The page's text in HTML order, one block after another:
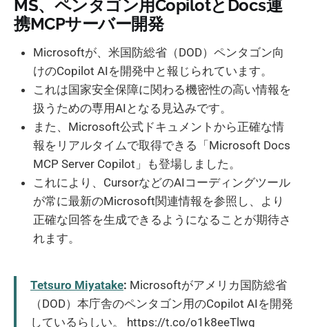
MS、ペンタゴン用CopilotとDocs連
携MCPサーバー開発
Microsoftが、米国防総省（DOD）ペンタゴン向
けのCopilot AIを開発中と報じられています。
これは国家安全保障に関わる機密性の高い情報を
扱うための専用AIとなる見込みです。
また、Microsoft公式ドキュメントから正確な情
報をリアルタイムで取得できる「Microsoft Docs
MCP Server Copilot」も登場しました。
これにより、CursorなどのAIコーディングツール
が常に最新のMicrosoft関連情報を参照し、より
正確な回答を生成できるようになることが期待さ
れます。
Tetsuro Miyatake: Microsoftがアメリカ国防総省
（DOD）本庁舎のペンタゴン用のCopilot AIを開発
しているらしい。 https://t.co/o1k8eeTlwg